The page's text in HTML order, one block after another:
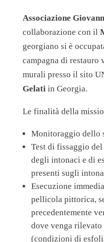
Associazione
collaborazione con il
georgiano si è
campagna di
murali presso il sito
Gelati in Georgia.
Le finalità della
Monitoraggio dello
Test di fissaggio
degli intonaci e di
presenti sugli
Esecuzione
pellicola pittorica,
precedentemente
dove venga
(condizioni di